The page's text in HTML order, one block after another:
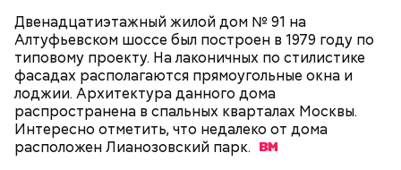
Двенадцатиэтажный жилой дом № 91 на
Алтуфьевском шоссе был построен в 1979 году по
типовому проекту. На лаконичных по стилистике
фасадах располагаются прямоугольные окна и
лоджии. Архитектура данного дома
распространена в спальных кварталах Москвы.
Интересно отметить, что недалеко от дома
расположен Лианозовский парк.
На главной странице сайтаkarta.mos.ru
найти тематические подборки скидок и самые
выгодные предложения, которые доступны на
данный момент.
Где проходит